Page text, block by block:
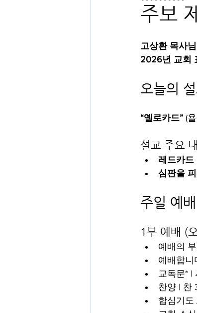
주보
고상환 목사
2026년 교회
오늘의
“옐로카드” (욜
설교 주요
레드카드
심판을
주일 예
1부 예배 (
예배의
예배합니
교독문* |
찬양 | 찬
합심기도